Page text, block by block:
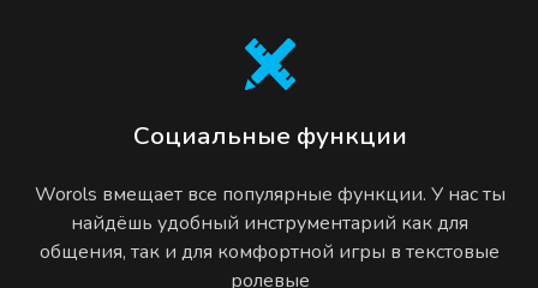
Социальные функции
Worols вмещает все популярные функции. У нас ты
найдёшь удобный инструментарий как для
общения, так и для комфортной игры в текстовые
ролевые